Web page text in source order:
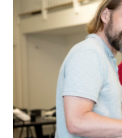
Lediga
Läs E-